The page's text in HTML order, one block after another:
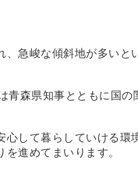
急峻な傾斜地が多いと
森県知事とともに国の
して暮らしていける環
進めてまいります。